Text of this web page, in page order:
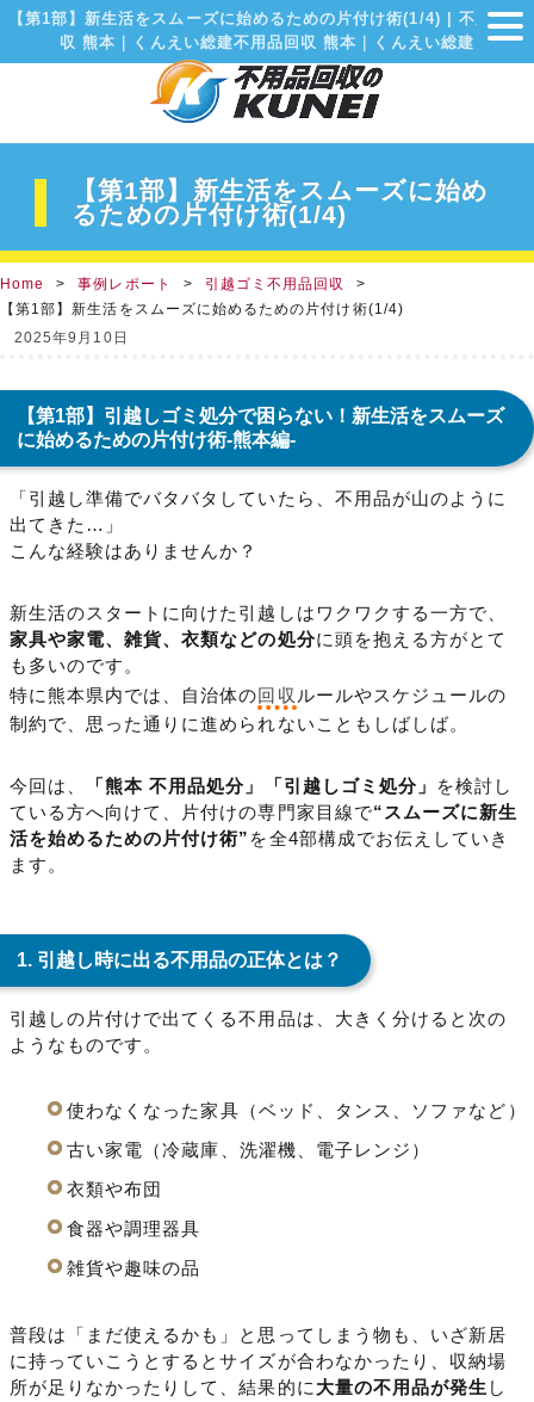
【第1部】新生活をスムーズに始めるための片付け術(1/4) | 不用品回
収 熊本｜くんえい総建不用品回収 熊本｜くんえい総建
Home 事例レポート
引越ゴミ不用品回収
【第1部】新生活をスムーズに始めるための片付け術(1/4)
【第1部】新生活をスムーズに始め
るための片付け術(1/4)
2025年9月10日
【第1部】引越しゴミ処分で困らない！新生活をスムーズ
に始めるための片付け術-熊本編-
「引越し準備でバタバタしていたら、不用品が山のように
出てきた…」
こんな経験はありませんか？
新生活のスタートに向けた引越しはワクワクする一方で、
家具や家電、雑貨、衣類などの処分に頭を抱える方がとて
も多いのです。
特に熊本県内では、自治体の回収 ルールやスケジュールの
制約で、思った通りに進められないこともしばしば。
今回は、 「熊本 不用品処分」「引越しゴミ処分」
を検討し
ている方へ向けて、片付けの専門家目線で“スムーズに新生
活を始めるための片付け術” を全4部構成でお伝えしていき
ます。
1. 引越し時に出る不用品の正体とは？
引越しの片付けで出てくる不用品は、大きく分けると次の
ようなものです。
使わなくなった家具（ベッド、タンス、ソファなど）
古い家電（冷蔵庫、洗濯機、電子レンジ）
衣類や布団
食器や調理器具
雑貨や趣味の品
普段は「まだ使えるかも」と思ってしまう物も、いざ新居
に持っていこうとするとサイズが合わなかったり、収納場
所が足りなかったりして、結果的に 大量の不用品が発生 し